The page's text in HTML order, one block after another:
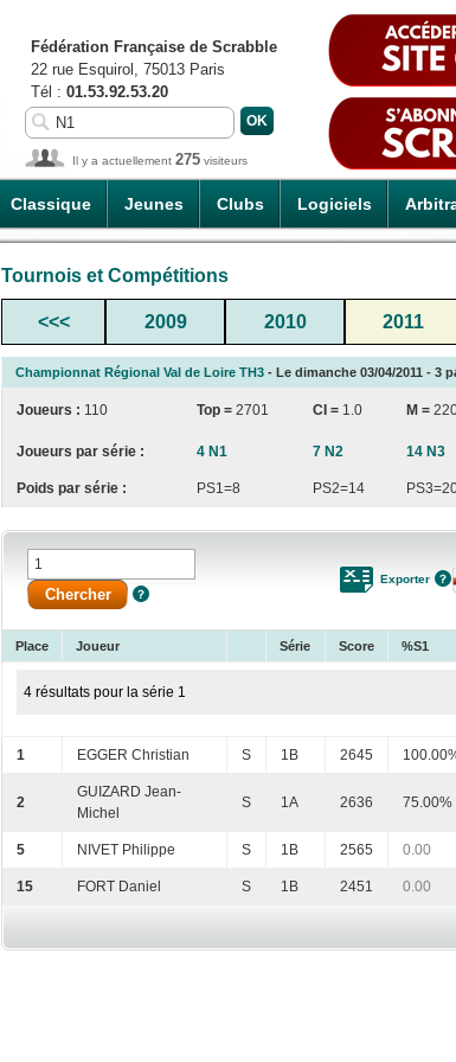
Classique Jeunes Clubs Logiciels
Fédération Française de Scrabble
22 rue Esquirol, 75013 Paris
Tél : 01.53.92.53.20
Il y a actuellement 275 visiteurs
Tournois et Compétitions
<<< 2009 2010 2011
Championnat Régional Val de Loire TH3 - Le dimanche 03/04/2011 - 3
Joueurs : 110 Top = 2701 CI = 1.0 M =
Joueurs par série : 4 N1 7 N2 14 N3
Poids par série : PS1=8 PS2=14
Exporter
Place Joueur Série Score %S1
4 résultats pour la série 1
1 EGGER Christian S 1B 2645
2
GUIZARD Jean-
Michel
S 1A 2636 75.00%
5 NIVET Philippe S 1B 2565 0.00
15 FORT Daniel S 1B 2451 0.00